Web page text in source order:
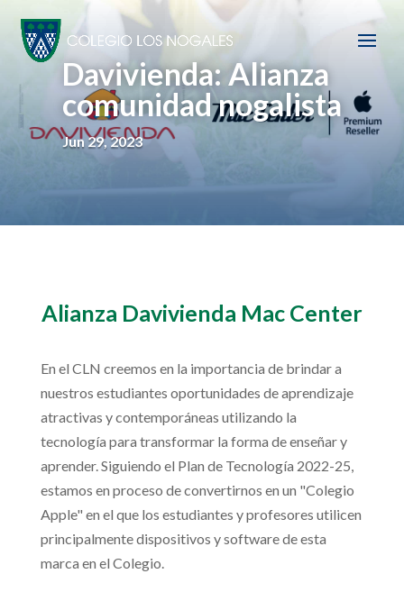
Davivienda: Alianza
comunidad nogalista
Jun 29, 2023
Alianza Davivienda Mac Center
En el CLN creemos en la importancia de brindar a
nuestros estudiantes oportunidades de aprendizaje
atractivas y contemporáneas utilizando la
tecnología para transformar la forma de enseñar y
aprender.Siguiendo el Plan de Tecnología 2022-25,
estamos en proceso de convertirnos en un "Colegio
Apple" en el que los estudiantes y profesores utilicen
principalmente dispositivos y software de esta
marca en el Colegio.